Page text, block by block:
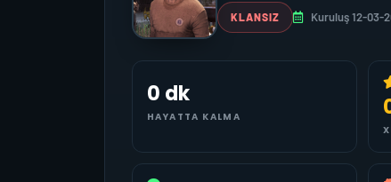
KLANSIZ Kuruluş 12-03-
0 dk
HAYATTA KALMA